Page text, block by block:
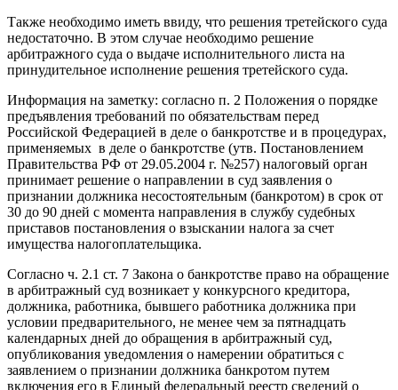
Также необходимо иметь ввиду, что решения третейского суда
недостаточно. В этом случае необходимо решение
арбитражного суда о выдаче исполнительного листа на
принудительное исполнение решения третейского суда.
Информация на заметку: согласно п. 2 Положения о порядке
предъявления требований по обязательствам перед
Российской Федерацией в деле о банкротстве и в процедурах,
применяемых в деле о банкротстве (утв. Постановлением
Правительства РФ от 29.05.2004 г. №257) налоговый орган
принимает решение о направлении в суд заявления о
признании должника несостоятельным (банкротом) в срок от
30 до 90 дней с момента направления в службу судебных
приставов постановления о взыскании налога за счет
имущества налогоплательщика.
Согласно ч. 2.1 ст. 7 Закона о банкротстве право на обращение
в арбитражный суд возникает у конкурсного кредитора,
должника, работника, бывшего работника должника при
условии предварительного, не менее чем за пятнадцать
календарных дней до обращения в арбитражный суд,
опубликования уведомления о намерении обратиться с
заявлением о признании должника банкротом путем
включения его в Единый федеральный реестр сведений о